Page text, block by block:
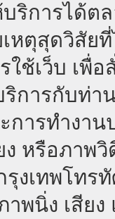
ริการได้ต
หตุสุดวิสัย
ช้เว็บ เพื่
การกับท่
การทำงา
หรือภาพ
งเทพโทร
พนิ่ง เสีย